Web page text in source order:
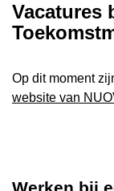
Vacatures
Op dit moment
website van